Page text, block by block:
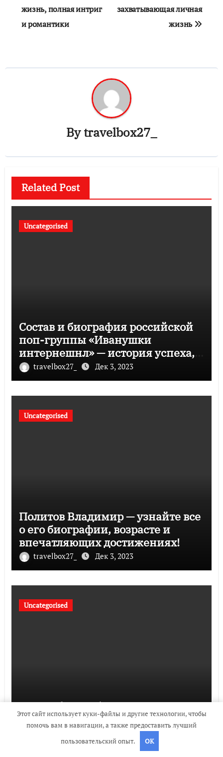
жизнь, полная интриг
и романтики
захватывающая личная
жизнь
Bytravelbox27_
Related Post
Uncategorised
Состав и биография российской
поп-группы «Иванушки
интернешнл» — история успеха,
музыка и судьбы участников
travelbox27_ Дек 3, 2023
Uncategorised
Политов Владимир — узнайте все
о его биографии, возрасте и
впечатляющих достижениях!
travelbox27_ Дек 3, 2023
Uncategorised
Биография Руби Роуз — успешная
музыкальная карьера, личная
жизнь и знаковые достижения
travelbox27_ Дек 3, 2023
Этот сайт использует куки-файлы и другие технологии, чтобы
помочь вам в навигации, а также предоставить лучший
пользовательский опыт.
OK